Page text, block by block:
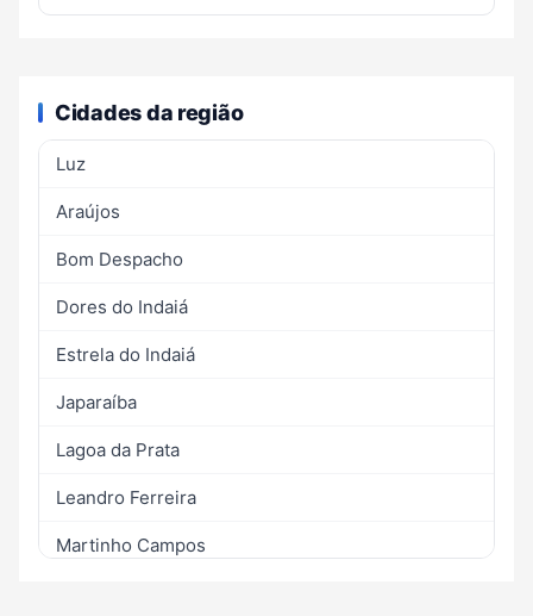
Cidades da região
Luz
Araújos
Bom Despacho
Dores do Indaiá
Estrela do Indaiá
Japaraíba
Lagoa da Prata
Leandro Ferreira
Martinho Campos